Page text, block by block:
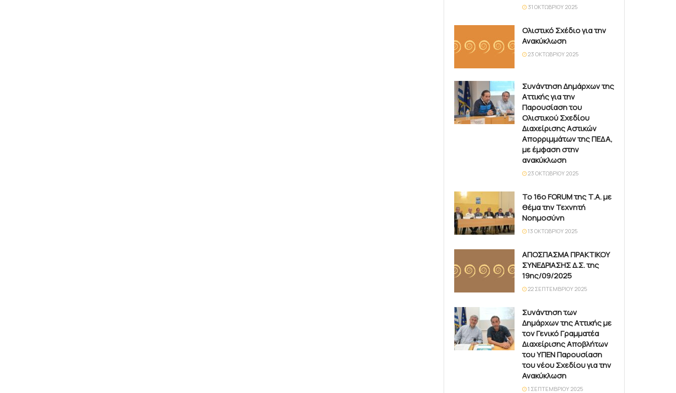
31 ΟΚΤΩΒΡΊΟΥ 2025
Ολιστικό Σχέδιο για την
Ανακύκλωση
23 ΟΚΤΩΒΡΊΟΥ 2025
Συνάντηση Δημάρχων της
Αττικής για την
Παρουσίαση του
Ολιστικού Σχεδίου
Διαχείρισης Αστικών
Απορριμμάτων της ΠΕΔΑ,
με έμφαση στην
ανακύκλωση
23 ΟΚΤΩΒΡΊΟΥ 2025
Το 16ο FORUM της Τ.Α. με
θέμα την Τεχνητή
Νοημοσύνη
13 ΟΚΤΩΒΡΊΟΥ 2025
ΑΠΟΣΠΑΣΜΑ ΠΡΑΚΤΙΚΟΥ
ΣΥΝΕΔΡΙΑΣΗΣ Δ.Σ. της
19ης/09/2025
22 ΣΕΠΤΕΜΒΡΊΟΥ 2025
Συνάντηση των
Δημάρχων της Αττικής με
τον Γενικό Γραμματέα
Διαχείρισης Αποβλήτων
του ΥΠΕΝ Παρουσίαση
του νέου Σχεδίου για την
Ανακύκλωση
1 ΣΕΠΤΕΜΒΡΊΟΥ 2025